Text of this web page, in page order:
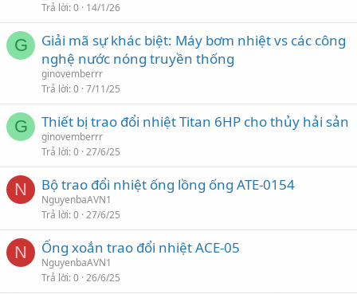
Trả lời 0 14/1/26
G
Giải mã sự khác biệt: Máy bơm nhiệt vs các công
nghệ nước nóng truyền thống
ginovemberrr
Trả lời 0 7/11/25
G Thiết bị trao đổi nhiệt Titan 6HP cho thủy hải sản
ginovemberrr
Trả lời 0 27/6/25
N Bộ trao đổi nhiệt ống lồng ống ATE-0154
NguyenbaAVN1
Trả lời 0 27/6/25
N Ống xoắn trao đổi nhiệt ACE-05
NguyenbaAVN1
Trả lời 0 26/6/25